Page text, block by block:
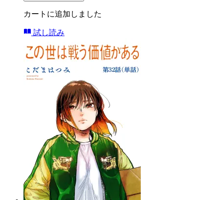
カートに追加しました
試し読み